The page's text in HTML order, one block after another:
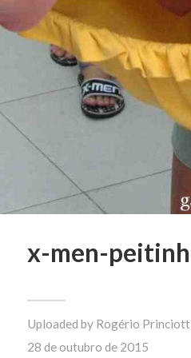
x-men-
Uploaded by Rogério
28 de outubro de 2015